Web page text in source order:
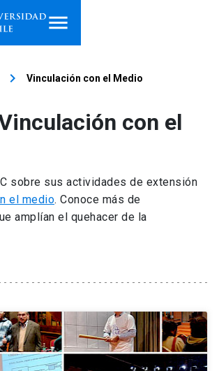
e
launch
keyboard_arrow_down
keyboard_arrow_right Vinculación con el Medio
con el
sobre sus actividades de extensión
el medio. Conoce más de
amplían el quehacer de la